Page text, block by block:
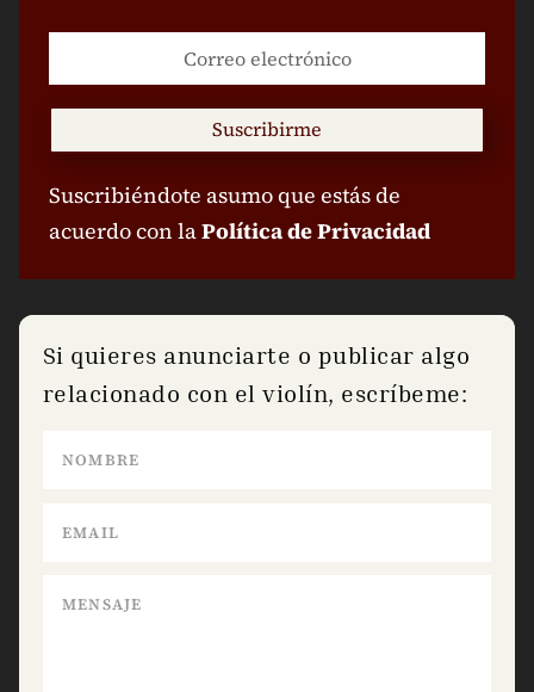
Suscribirme
Suscribiéndote asumo que estás de
acuerdo con laPolítica de Privacidad
Si quieres anunciarte o publicar algo
relacionado con el violín, escríbeme: